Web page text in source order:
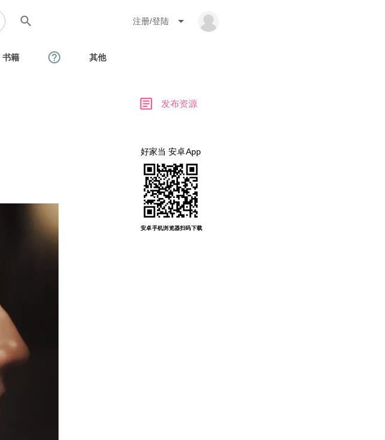
search 注册/登陆 arrow_drop_down
书籍 help_outline 其他
article 发布资源
好家当 安卓App
安卓手机浏览器扫码下载